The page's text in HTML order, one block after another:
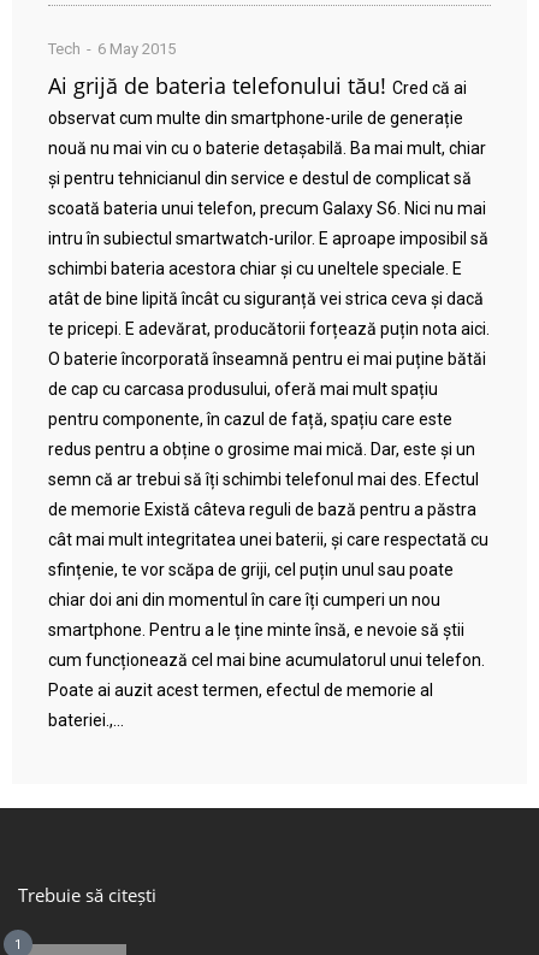
Tech 6 May 2015
Ai grijă de bateria telefonului tău! Cred că ai
observat cum multe din smartphone-urile de generație
nouă nu mai vin cu o baterie detașabilă. Ba mai mult, chiar
și pentru tehnicianul din service e destul de complicat să
scoată bateria unui telefon, precum Galaxy S6. Nici nu mai
intru în subiectul smartwatch-urilor. E aproape imposibil să
schimbi bateria acestora chiar și cu uneltele speciale. E
atât de bine lipită încât cu siguranță vei strica ceva și dacă
te pricepi. E adevărat, producătorii forțează puțin nota aici.
O baterie încorporată înseamnă pentru ei mai puține bătăi
de cap cu carcasa produsului, oferă mai mult spațiu
pentru componente, în cazul de față, spațiu care este
redus pentru a obține o grosime mai mică. Dar, este și un
semn că ar trebui să îți schimbi telefonul mai des. Efectul
de memorie Există câteva reguli de bază pentru a păstra
cât mai mult integritatea unei baterii, și care respectată cu
sfințenie, te vor scăpa de griji, cel puțin unul sau poate
chiar doi ani din momentul în care îți cumperi un nou
smartphone. Pentru a le ține minte însă, e nevoie să știi
cum funcționează cel mai bine acumulatorul unui telefon.
Poate ai auzit acest termen, efectul de memorie al
bateriei.,...
Trebuie să citești
1